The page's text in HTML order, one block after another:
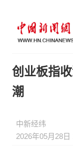
创业板指
潮
中新经纬
2026年05月28日